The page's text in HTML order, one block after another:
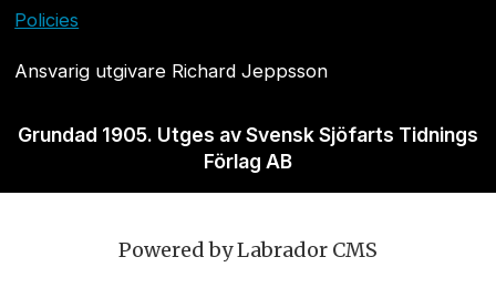
Policies
Ansvarig utgivare Richard Jeppsson
Grundad 1905. Utges av Svensk Sjöfarts Tidnings
Förlag AB
Powered by Labrador CMS